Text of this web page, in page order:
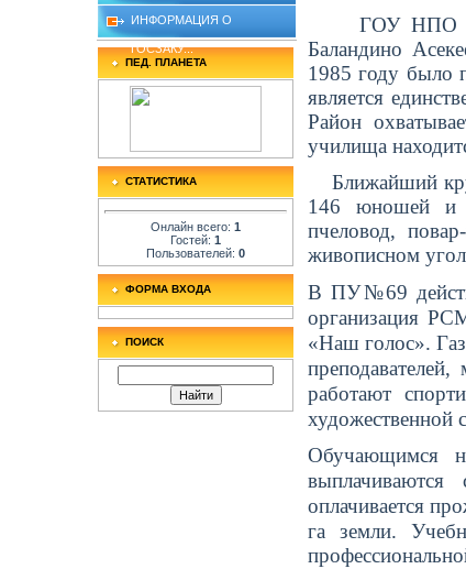
ИНФОРМАЦИЯ О
ГОСЗАКУ...
ПЕД. ПЛАНЕТА
СТАТИСТИКА
Онлайн всего: 1
Гостей: 1
Пользователей: 0
ФОРМА ВХОДА
ПОИСК
ГОУ НПО ПУ
Баландино
1985 году было
является
Район
училища
Ближайший
146 юношей и
пчеловод,
живописном
В ПУ№69
организация
«Наш голос».
работают
художественной
Обучающимся
выплачиваются
оплачивается
га земли.